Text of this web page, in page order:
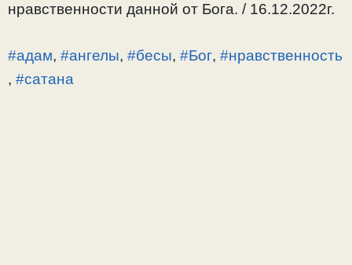
нравственности данной от Бога. / 16.12.2022г.
#адам, #ангелы, #бесы, #Бог, #нравственность
, #сатана